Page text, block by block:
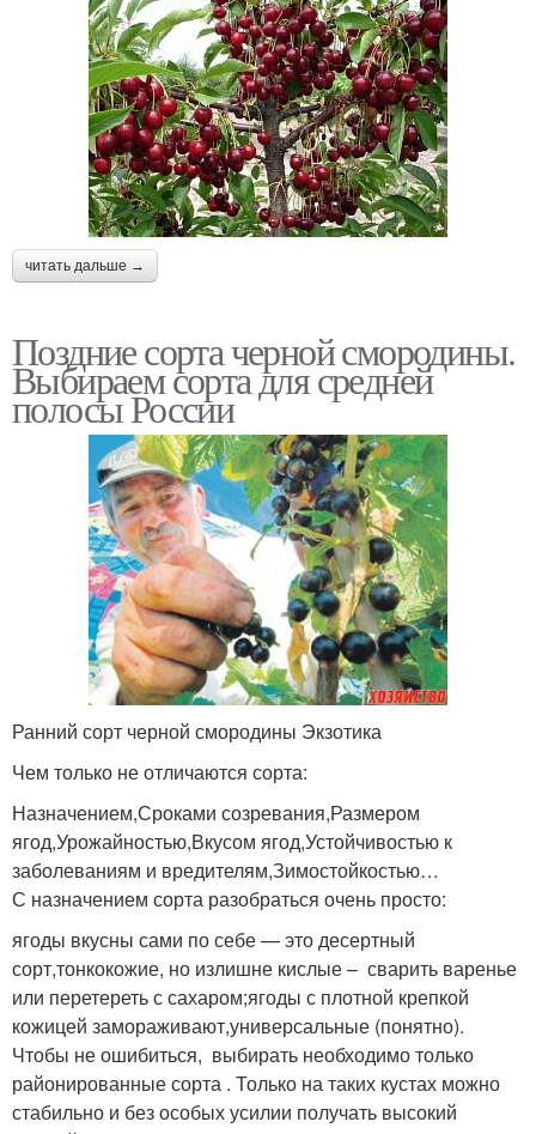
читать дальше →
Поздние сорта черной смородины.
Выбираем сорта для средней
полосы России
Ранний сорт черной смородины Экзотика
Чем только не отличаются сорта:
Назначением,Сроками созревания,Размером
ягод,Урожайностью,Вкусом ягод,Устойчивостью к
заболеваниям и вредителям,Зимостойкостью…
С назначением сорта разобраться очень просто:
ягоды вкусны сами по себе — это десертный
сорт,тонкокожие, но излишне кислые – сварить варенье
или перетереть с сахаром;ягоды с плотной крепкой
кожицей замораживают,универсальные (понятно).
Чтобы не ошибиться, выбирать необходимо только
районированные сорта . Только на таких кустах можно
стабильно и без особых усилии получать высокий